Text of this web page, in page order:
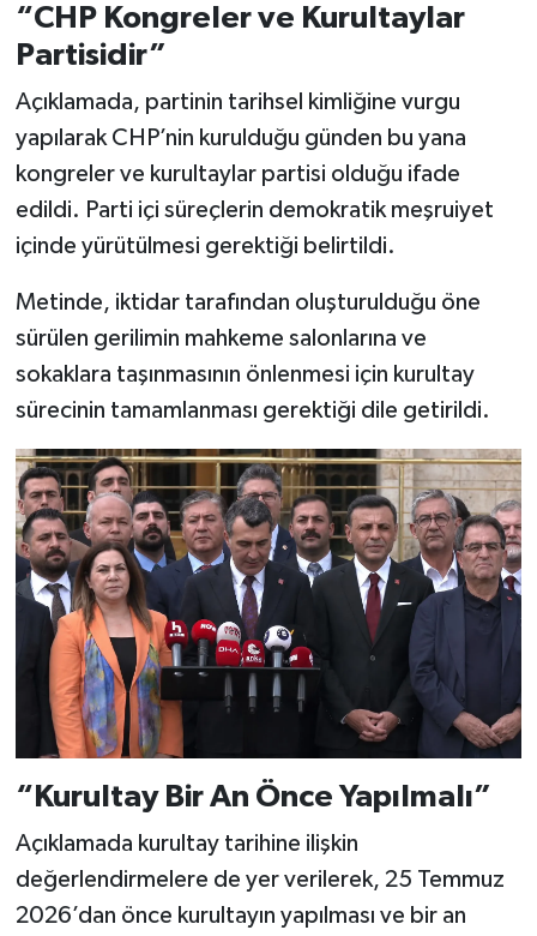
“CHP Kongreler ve Kurultaylar
Partisidir”
Açıklamada, partinin tarihsel kimliğine vurgu
yapılarak CHP’nin kurulduğu günden bu yana
kongreler ve kurultaylar partisi olduğu ifade
edildi. Parti içi süreçlerin demokratik meşruiyet
içinde yürütülmesi gerektiği belirtildi.
Metinde, iktidar tarafından oluşturulduğu öne
sürülen gerilimin mahkeme salonlarına ve
sokaklara taşınmasının önlenmesi için kurultay
sürecinin tamamlanması gerektiği dile getirildi.
“Kurultay Bir An Önce Yapılmalı”
Açıklamada kurultay tarihine ilişkin
değerlendirmelere de yer verilerek, 25 Temmuz
2026’dan önce kurultayın yapılması ve bir an